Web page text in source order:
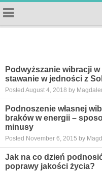
Podwyższanie wibracji
stawanie w jedności z
Posted August 4, 2018 by
Podnoszenie własnej
braków w energii –
minusy
Posted November 6, 2015 by
Jak na co dzień
poprawy jakości życia?